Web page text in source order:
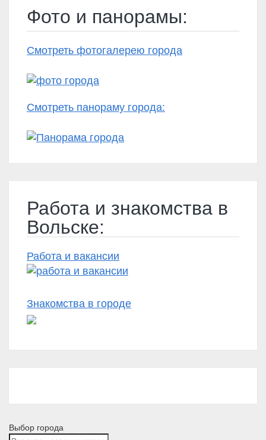
Фото и панорамы:
Смотреть фотогалерею города
Смотреть панораму города:
Работа и знакомства в
Вольске:
Работа и вакансии
Знакомства в городе
Выбор города